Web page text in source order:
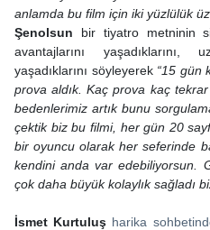
anlamda bu film için iki yüzlülük
Şenolsun bir tiyatro metninin
avantajlarını
yaşadıklarını söyleyerek “15 gün
prova aldık. Kaç prova kaç tekrar
bedenlerimiz artık bunu
çektik biz bu filmi, her gün 20
bir oyuncu olarak her seferinde
kendini anda var edebiliyorsun.
çok daha büyük kolaylık sağladı
İsmet Kurtuluş harika